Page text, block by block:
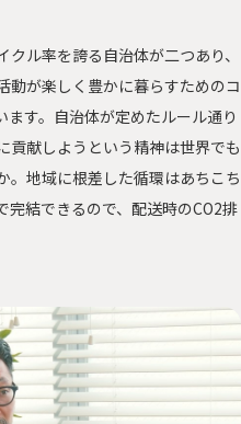
ル率を誇る自治体が二つあり、
動が楽しく豊かに暮らすためのコ
す。自治体が定めたルール通り
貢献しようという精神は世界でも
。地域に根差した循環はあちこち
完結できるので、配送時のCO2排